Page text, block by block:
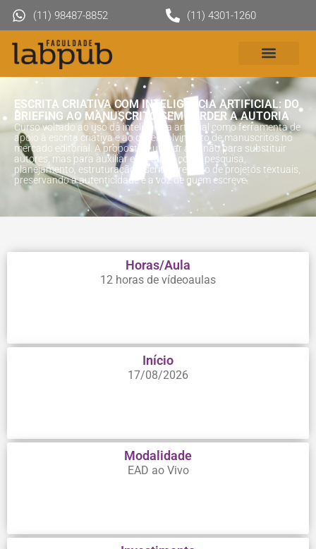
(11) 98487-8852 (11) 4301-1260
ESCRITA CRIATIVA COM INTELIGÊNCIA ARTIFICIAL: DO
BRIEFING AO MANUSCRITO SEM PERDER A AUTORIA
Curso voltado ao uso da inteligência artificial como ferramenta de
apoio à escrita criativa e ao desenvolvimento de manuscritos no
mercado editorial. A proposta é utilizar a IA não para substituir
autores, mas para auxiliar em etapas como pesquisa,
planejamento, estruturação, escrita e revisão de projetos textuais,
preservando a autenticidade e a voz de quem escreve.
Horas/Aula
12 horas de vídeoaulas
Início
17/08/2026
Modalidade
EAD ao Vivo